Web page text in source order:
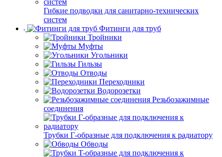
Гибкие подводки для санитарно-технических
систем
Фитинги для труб
Тройники
Муфты
Угольники
Гильзы
Отводы
Переходники
Водорозетки
Резьбозажимные
соединения
Трубки Г-образные для подключения к радиатору
Обводы